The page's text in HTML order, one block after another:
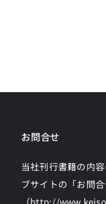
お問合せ
当社刊行書籍の内
ブサイトの 「お問